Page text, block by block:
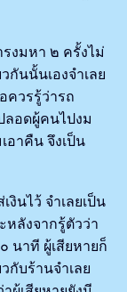
งมหา ๒ ครั้งไม่
กันนั้นเองจำเลย
ควรรู้ว่ารถ
อดผู้คนไปงม
อาคืน จึงเป็น
นไว้ จำเลยเป็น
หลังจากรู้ตัวว่า
นาที ผู้เสียหายก็
กับร้านจำเลย